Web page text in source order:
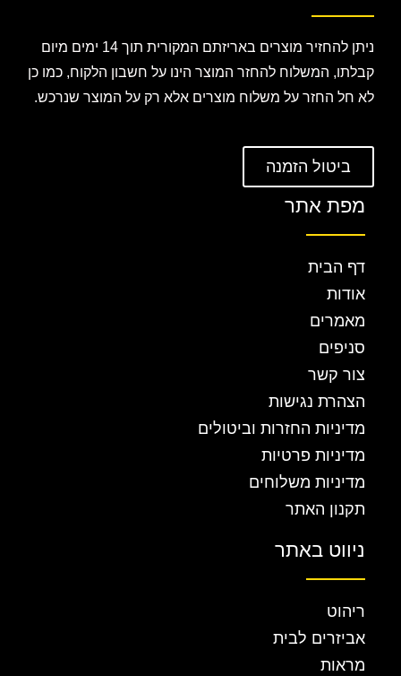
ניתן להחזיר מוצרים באריזתם המקורית תוך 14 ימים מיום
קבלתו, המשלוח להחזר המוצר הינו על חשבון הלקוח, כמו כן
לא חל החזר על משלוח מוצרים אלא רק על המוצר שנרכש.
ביטול הזמנה
מפת אתר
דף הבית
אודות
מאמרים
סניפים
צור קשר
הצהרת נגישות
מדיניות החזרות וביטולים
מדיניות פרטיות
מדיניות משלוחים
תקנון האתר
ניווט באתר
ריהוט
אביזרים לבית
מראות